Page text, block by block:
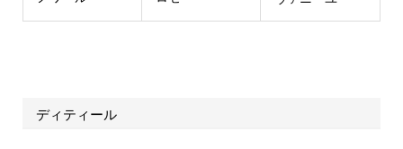
ディティール